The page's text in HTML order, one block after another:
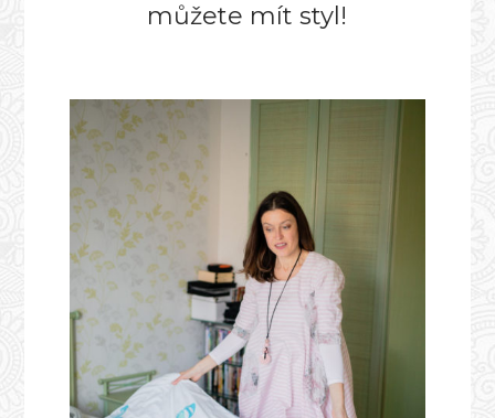
můžete mít styl!